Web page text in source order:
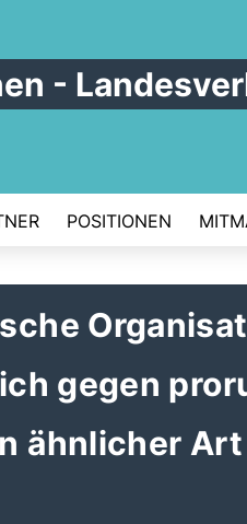
-
POSITIONEN
gegen
ähnlicher